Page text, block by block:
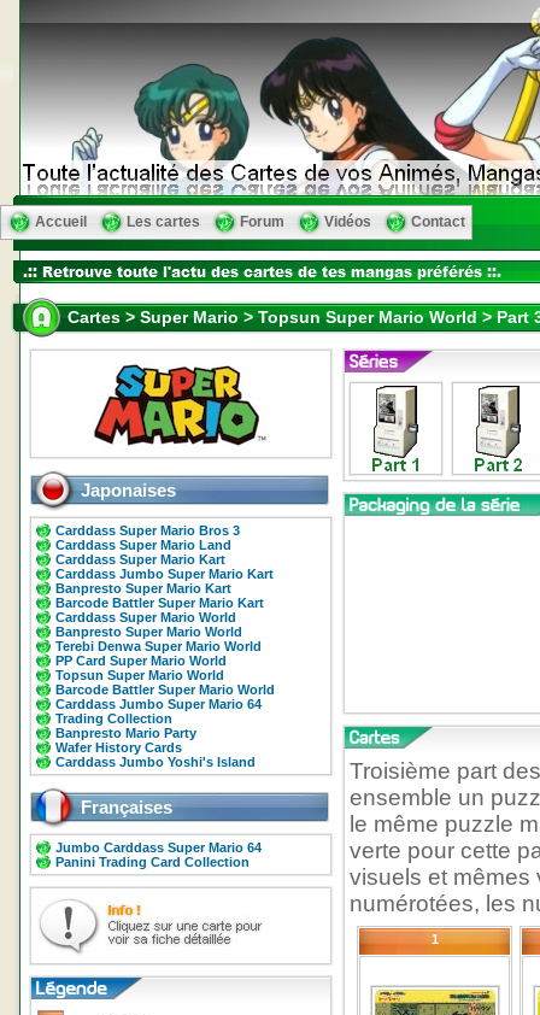
Accueil Les cartes Forum Vidéos Contact
Cartes > Super Mario > Topsun Super Mario World > Part
Japonaises
Carddass Super Mario Bros 3
Carddass Super Mario Land
Carddass Super Mario Kart
Carddass Jumbo Super Mario Kart
Banpresto Super Mario Kart
Barcode Battler Super Mario Kart
Carddass Super Mario World
Banpresto Super Mario World
Terebi Denwa Super Mario World
PP Card Super Mario World
Topsun Super Mario World
Barcode Battler Super Mario World
Carddass Jumbo Super Mario 64
Trading Collection
Banpresto Mario Party
Wafer History Cards
Carddass Jumbo Yoshi's Island
Françaises
Jumbo Carddass Super Mario 64
Panini Trading Card Collection
Troisième part
ensemble un
le même puzzle
verte pour cette
visuels et mêmes
numérotées, les
1